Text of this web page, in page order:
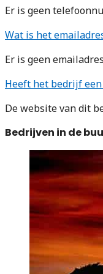
Er is geen
Wat is het
Er is geen
Heeft het bedrijf
De website van dit
Bedrijven in de